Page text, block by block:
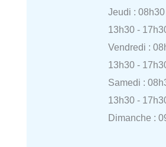
Jeudi :
13h30 -
Vendredi :
13h30 -
Samedi :
13h30 -
Dimanche :